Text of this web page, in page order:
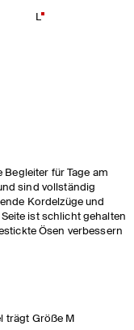
L
für Tage am
sind vollständig
Kordelzüge und
ist schlicht gehalten
Ösen verbessern
trägt Größe M